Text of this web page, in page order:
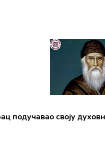
подучавао своју